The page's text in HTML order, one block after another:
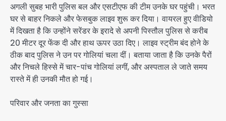
अगली सुबह भारी पुलिस बल और एसटीएफ की टीम उनके घर पहुंची। भरत
घर से बाहर निकले और फेसबुक लाइव शुरू कर दिया। वायरल हुए वीडियो
में दिखता है कि उन्होंने सरेंडर के इरादे से अपनी पिस्तौल पुलिस से करीब
20 मीटर दूर फेंक दी और हाथ ऊपर उठा दिए। लाइव स्ट्रीम बंद होने के
ठीक बाद पुलिस ने उन पर गोलियां चला दीं। बताया जाता है कि उनके पैरों
और निचले हिस्से में चार-पांच गोलियां लगीं, और अस्पताल ले जाते समय
रास्ते में ही उनकी मौत हो गई।
परिवार और जनता का गुस्सा